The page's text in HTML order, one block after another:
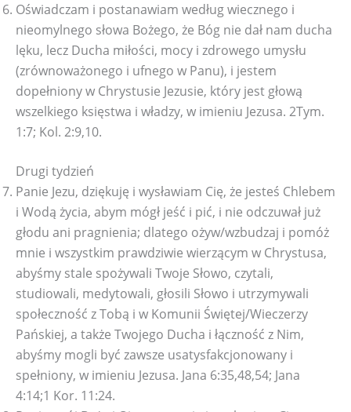
Oświadczam i postanawiam według wiecznego i
nieomylnego słowa Bożego, że Bóg nie dał nam ducha
lęku, lecz Ducha miłości, mocy i zdrowego umysłu
(zrównoważonego i ufnego w Panu), i jestem
dopełniony w Chrystusie Jezusie, który jest głową
wszelkiego księstwa i władzy, w imieniu Jezusa. 2Tym.
1:7; Kol. 2:9,10.
Drugi tydzień
Panie Jezu, dziękuję i wysławiam Cię, że jesteś Chlebem
i Wodą życia, abym mógł jeść i pić, i nie odczuwał już
głodu ani pragnienia; dlatego ożyw/wzbudzaj i pomóż
mnie i wszystkim prawdziwie wierzącym w Chrystusa,
abyśmy stale spożywali Twoje Słowo, czytali,
studiowali, medytowali, głosili Słowo i utrzymywali
społeczność z Tobą i w Komunii Świętej/Wieczerzy
Pańskiej, a także Twojego Ducha i łączność z Nim,
abyśmy mogli być zawsze usatysfakcjonowany i
spełniony, w imieniu Jezusa. Jana 6:35,48,54; Jana
4:14;1 Kor. 11:24.